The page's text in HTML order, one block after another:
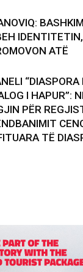
ATË
I HAPUR”:
PËR
TË